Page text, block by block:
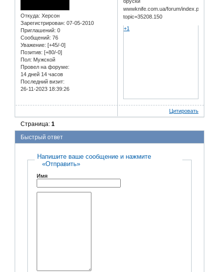
Откуда: Херсон
Зарегистрирован: 07-05-2010
Приглашений: 0
Сообщений: 76
Уважение: [+45/-0]
Позитив: [+80/-0]
Пол: Мужской
Провел на форуме:
14 дней 14 часов
Последний визит:
26-11-2023 18:39:26
бруски
wwwknife.com.ua/forum/index.php?
topic=35208.150
+1
Цитировать
Страница:1
Быстрый ответ
Напишите ваше сообщение и нажмите
«Отправить»
Имя